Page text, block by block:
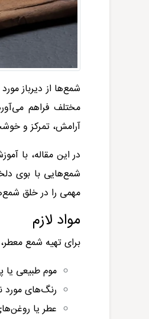
شمع‌ها از دیرباز
مختلف فراهم
آرامش، تمرکز و
در این مقاله، با
شمع‌هایی با بوی
مهمی را در خلق
مواد لازم
برای تهیه شمع معطر،
موم طبیعی یا
رنگ‌های مورد
عطر یا